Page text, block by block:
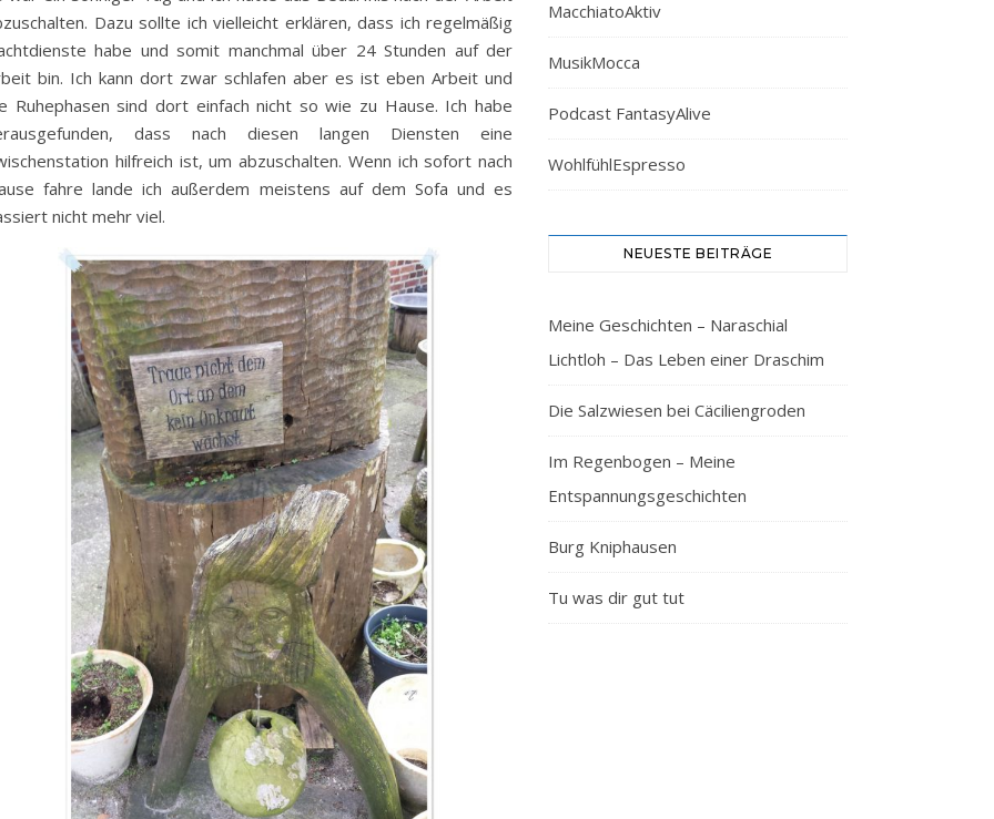
Dazu sollte ich vielleicht erklären, dass ich regelmäßig
habe und somit manchmal über 24 Stunden auf der
bin. Ich kann dort zwar schlafen aber es ist eben Arbeit und
Ruhephasen sind dort einfach nicht so wie zu Hause. Ich habe
dass nach diesen langen Diensten eine
hilfreich ist, um abzuschalten. Wenn ich sofort nach
fahre lande ich außerdem meistens auf dem Sofa und es
nicht mehr viel.
MacchiatoAktiv
MusikMocca
Podcast FantasyAlive
WohlfühlEspresso
NEUESTE BEITRÄGE
Meine Geschichten – Naraschial
Lichtloh – Das Leben einer Draschim
Die Salzwiesen bei Cäciliengroden
Im Regenbogen – Meine
Entspannungsgeschichten
Burg Kniphausen
Tu was dir gut tut